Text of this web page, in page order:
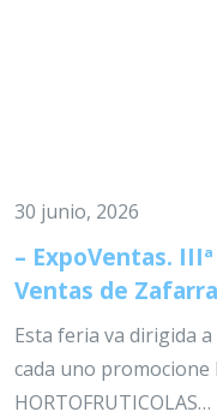
30 junio, 2026
– ExpoVentas.
Ventas de
Esta feria va dirigida
cada uno
HORTOFRUTICOLAS…